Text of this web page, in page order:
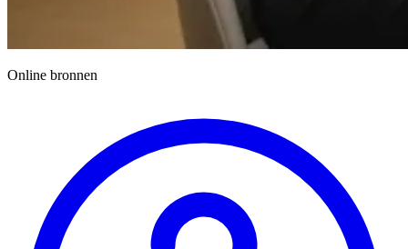
Online bronnen